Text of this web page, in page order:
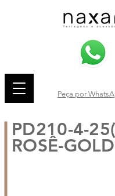
Peça por
PD210-4-
ROSÊ-GOLD